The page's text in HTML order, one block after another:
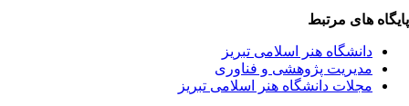
مرتبط
هنر اسلامی تبریز
پژوهشی و فناوری
دانشگاه هنر اسلامی تبریز